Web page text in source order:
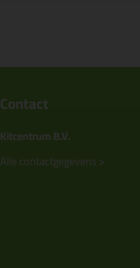
Contact
Kitcentrum B.V.
Alle contactgegevens >